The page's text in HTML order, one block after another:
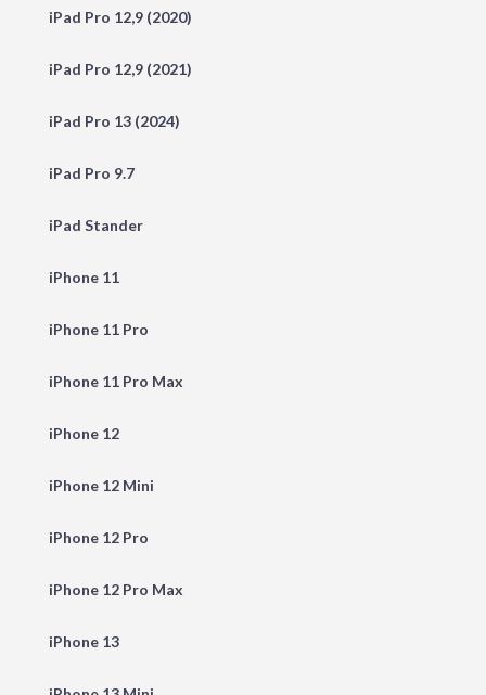
iPad Pro 12,9 (2020)
iPad Pro 12,9 (2021)
iPad Pro 13 (2024)
iPad Pro 9.7
iPad Stander
iPhone 11
iPhone 11 Pro
iPhone 11 Pro Max
iPhone 12
iPhone 12 Mini
iPhone 12 Pro
iPhone 12 Pro Max
iPhone 13